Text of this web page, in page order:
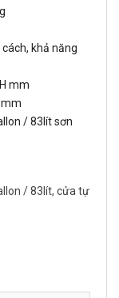
khả năng
mm
/ 83lít sơn
/ 83lít, cửa tự